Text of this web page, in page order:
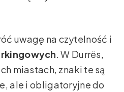
uwagę na czytelność i
. W Durrës,
miastach, znaki te są
ale i obligatoryjne do